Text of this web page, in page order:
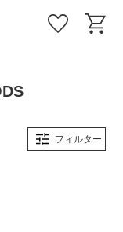
フィルター